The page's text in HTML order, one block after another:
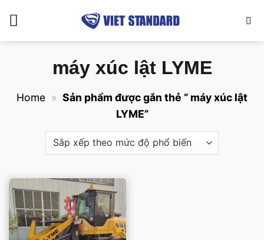
qua
nội
máy xúc lật LYME
Home » Sản phẩm được gắn thẻ “ máy xúc lật
LYME”